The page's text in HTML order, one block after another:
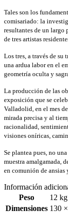
Tales son los
comisariado: la
resultantes de un
de tres artistas
Los tres, a través de
una ardua labor en el
geometría oculta y
La producción de las
exposición que se
Valladolid, en el mes
mirada precisa y al
racionalidad,
visiones oníricas,
Se plantea pues, no
muestra amalgamada,
en comunión de ansias
Información
Peso
12 kg
Dimensiones 130